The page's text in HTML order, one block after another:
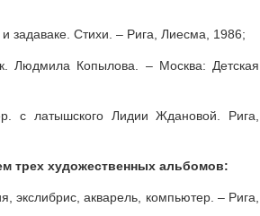
задаваке. Стихи. – Рига, Лиесма, 1986;
Людмила Копылова. – Москва: Детская
с латышского Лидии Ждановой. Рига,
трех художественных альбомов:
экслибрис, акварель, компьютер. – Рига,